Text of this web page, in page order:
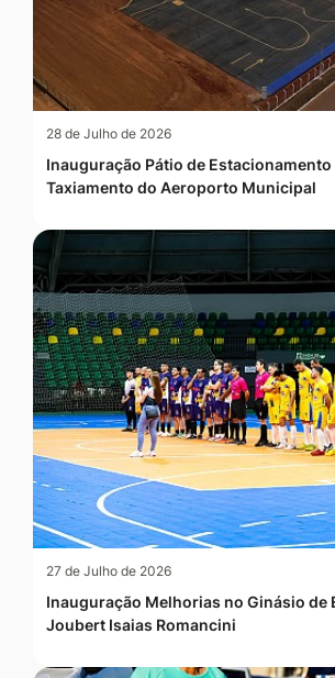
28 de Julho de 2026
Inauguração Pátio de Estacionamento
Taxiamento do Aeroporto Municipal
27 de Julho de 2026
Inauguração Melhorias no Ginásio de
Joubert Isaias Romancini